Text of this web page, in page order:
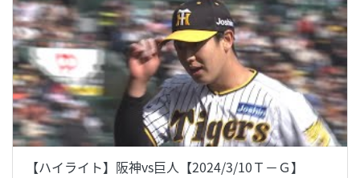
【ハイライト】阪神vs巨人【2024/3/10Ｔ－Ｇ】